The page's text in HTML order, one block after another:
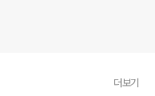
더보기